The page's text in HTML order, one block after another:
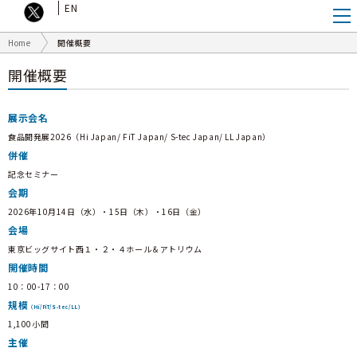
EN
Home 開催概要
開催概要
展示会名
食品開発展2026（Hi Japan/ FiT Japan/ S-tec Japan/ LL Japan）
併催
記念セミナー
会期
2026年10月14日（水）・15日（木）・16日（金）
会場
東京ビッグサイト西１・２・４ホール＆アトリウム
開催時間
10：00-17：00
規模 （Hi/FiT/S-tec/LL）
1,100小間
主催